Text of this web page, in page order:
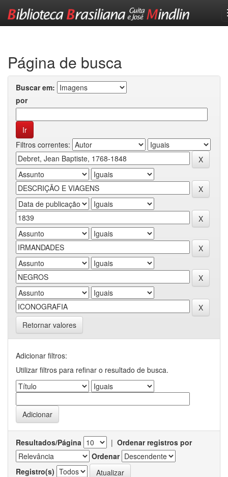
Página de busca
Buscar em:
por
Filtros correntes:
Retornar valores
Adicionar filtros:
Utilizar filtros para refinar o resultado de busca.
Resultados/Página | Ordenar registros por
Ordenar
Registro(s)